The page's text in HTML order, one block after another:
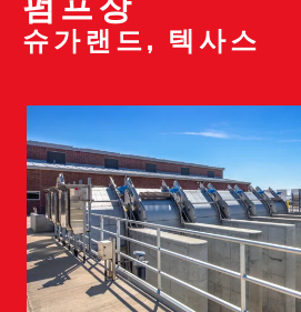
슈가랜드, 텍사스